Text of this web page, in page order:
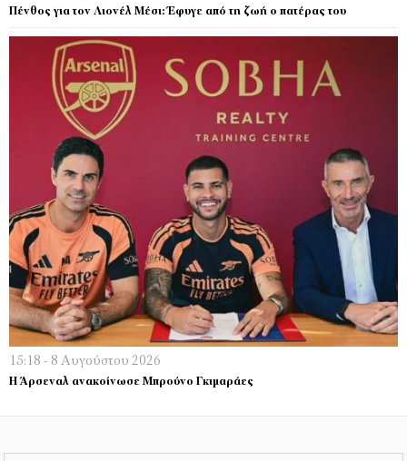
Πένθος για τον Λιονέλ Μέσι: Έφυγε από τη ζωή ο πατέρας του
15:18 - 8 Αυγούστου 2026
Η Άρσεναλ ανακοίνωσε Μπρούνο Γκιμαράες